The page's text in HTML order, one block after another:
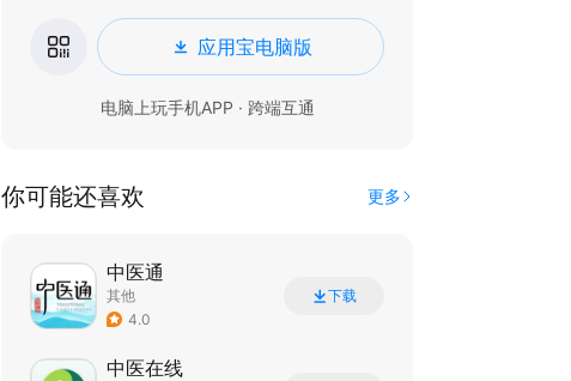
应用宝电脑版
电脑上玩手机APP · 跨端互通
你可能还喜欢 更多
中医通
其他
4.0
下载
中医在线